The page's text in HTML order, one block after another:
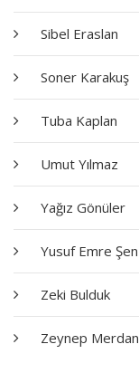
Sibel Eraslan
Soner Karakuş
Tuba Kaplan
Umut Yılmaz
Yağız Gönüler
Yusuf Emre Şen
Zeki Bulduk
Zeynep Merdan